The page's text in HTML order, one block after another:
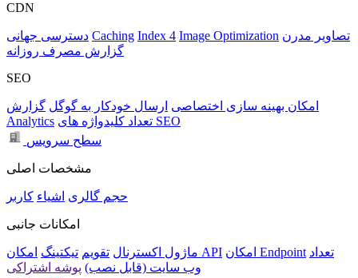
CDN
دسترسی جهانی Caching Index 4 Image Optimization تصاویر مدرن
گزارش مصرف روزانه
SEO
امکان بهینه سازی اختصاصی ارسال خودکار به گوگل گزارش
Analytics
تعداد کلیدواژه های SEO
سطح سرویس
مشخصات اصلی
حجم گالری اشیاء کاربر
امکانات جانبی
ماژول اکسترنال تقویم تیکتینگ امکان API امکان Endpoint تعداد
وب سایت (قابل نصب) پوشه اشتراکی